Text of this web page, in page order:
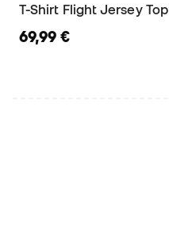
T-Shirt Flight Jersey Top
69,99 €